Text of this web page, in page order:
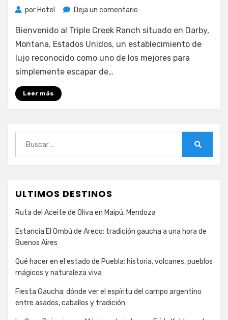
por Hotel Deja un comentario
Creek
Ranch:
un
Bienvenido al Triple Creek Ranch situado en Darby,
Montana, Estados Unidos, un establecimiento de
lujo reconocido como uno de los mejores para
simplemente escapar de…
Leer más
ULTIMOS DESTINOS
Ruta del Aceite de Oliva en Maipú, Mendoza
Estancia El Ombú de Areco: tradición gaucha a una hora de
Buenos Aires
Qué hacer en el estado de Puebla: historia, volcanes, pueblos
mágicos y naturaleza viva
Fiesta Gaucha: dónde ver el espíritu del campo argentino
entre asados, caballos y tradición